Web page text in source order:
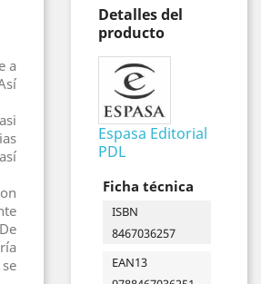
a
Detalles del
producto
Espasa Editorial
PDL
Ficha técnica
ISBN
8467036257
EAN13